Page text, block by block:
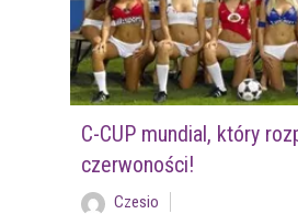
C-CUP mundial, który
czerwoności!
Czesio